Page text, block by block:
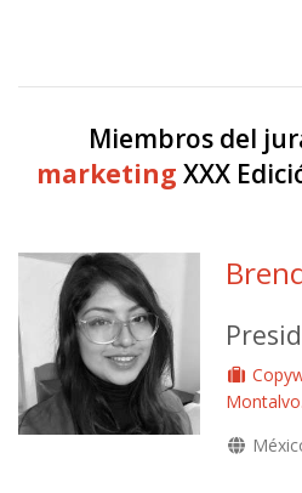
Miembros del
marketing XXX
Montalvo.